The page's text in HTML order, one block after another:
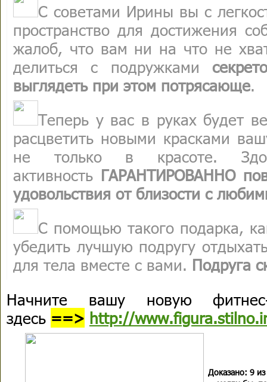
С советами Ирины вы с
пространство для достижения
жалоб, что вам ни на что не
делиться с подружками
выглядеть при этом потрясающе.
Теперь у вас в руках будет
расцветить новыми красками
не только в красоте.
активность ГАРАНТИРОВАННО
удовольствия от близости с
С помощью такого подарка,
убедить лучшую подругу
для тела вместе с вами. Подруга
Начните вашу новую
здесь ==> http://
Доказано: 9